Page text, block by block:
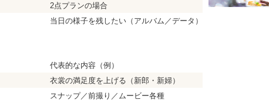
2点プランの場合
当日の様子を残したい（アルバム／データ）
代表的な内容（例）
衣裳の満足度を上げる （新郎・新婦）
スナップ／前撮り／ ムービー各種